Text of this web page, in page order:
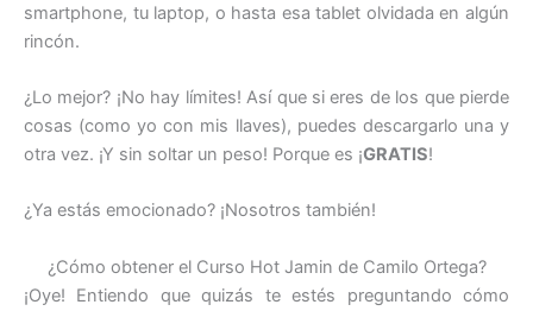
smartphone, tu laptop, o hasta esa tablet olvidada en algún
rincón.
¿Lo mejor? ¡No hay límites! Así que si eres de los que pierde
cosas (como yo con mis llaves), puedes descargarlo una y
otra vez. ¡Y sin soltar un peso! Porque es ¡GRATIS!
¿Ya estás emocionado? ¡Nosotros también!
¿Cómo obtener el Curso Hot Jamin de Camilo Ortega?
¡Oye! Entiendo que quizás te estés preguntando cómo